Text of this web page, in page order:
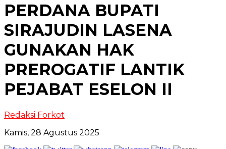
PERDANA BUPATI
SIRAJUDIN LASENA
GUNAKAN HAK
PREROGATIF LANTIK
PEJABAT ESELON II
Redaksi Forkot
Kamis, 28 Agustus 2025